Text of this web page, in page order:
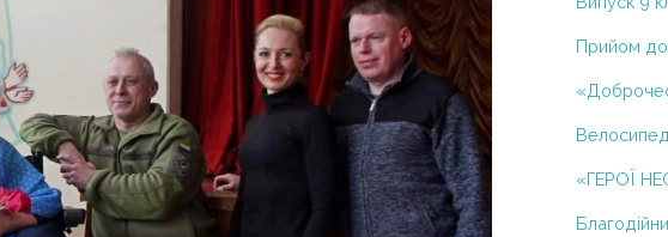
ІІІ
V
VІ
за
Прийом
«ГЕРОЇ